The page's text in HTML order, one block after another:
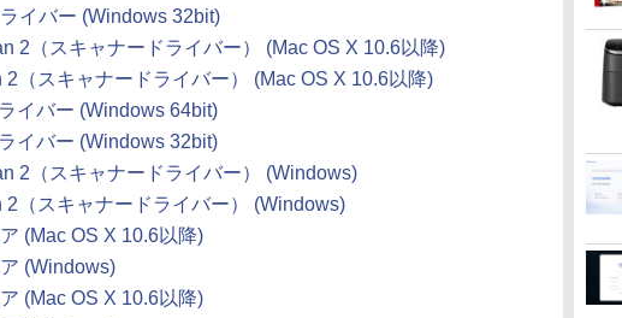
イバー (Windows 32bit)
2（スキャナードライバー） (Mac OS X 10.6以降)
（スキャナードライバー） (Mac OS X 10.6以降)
イバー (Windows 64bit)
イバー (Windows 32bit)
2（スキャナードライバー） (Windows)
（スキャナードライバー） (Windows)
(Mac OS X 10.6以降)
(Windows)
(Mac OS X 10.6以降)